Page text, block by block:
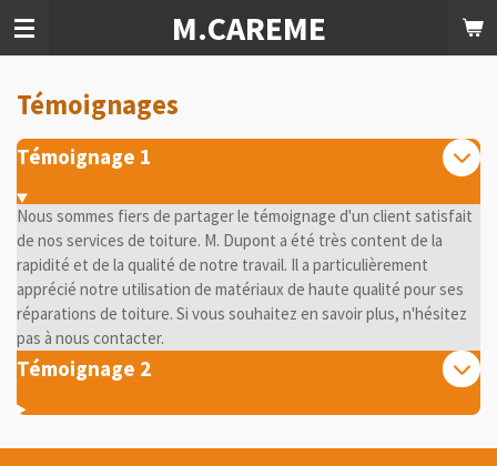
Passer
principal
M.CAREME
Témoignages
Témoignage 1
Nous sommes fiers de partager le témoignage d'un client satisfait
de nos services de toiture. M. Dupont a été très content de la
rapidité et de la qualité de notre travail. Il a particulièrement
apprécié notre utilisation de matériaux de haute qualité pour ses
réparations de toiture. Si vous souhaitez en savoir plus, n'hésitez
pas à nous contacter.
Témoignage 2